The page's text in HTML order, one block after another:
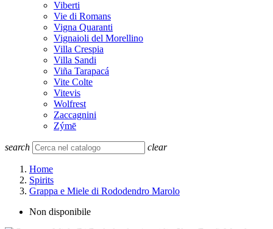
Viberti
Vie di Romans
Vigna Quaranti
Vignaioli del Morellino
Villa Crespia
Villa Sandi
Viña Tarapacá
Vite Colte
Vitevis
Wolfrest
Zaccagnini
Zýmē
search clear
Home
Spirits
Grappa e Miele di Rododendro Marolo
Non disponibile